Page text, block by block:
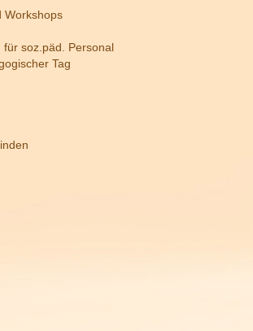
Workshops
für soz.päd. Personal
Tag